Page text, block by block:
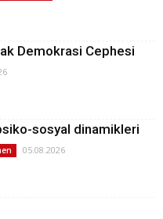
Demokrasi Cephesi
sosyal dinamikleri
05.08.2026